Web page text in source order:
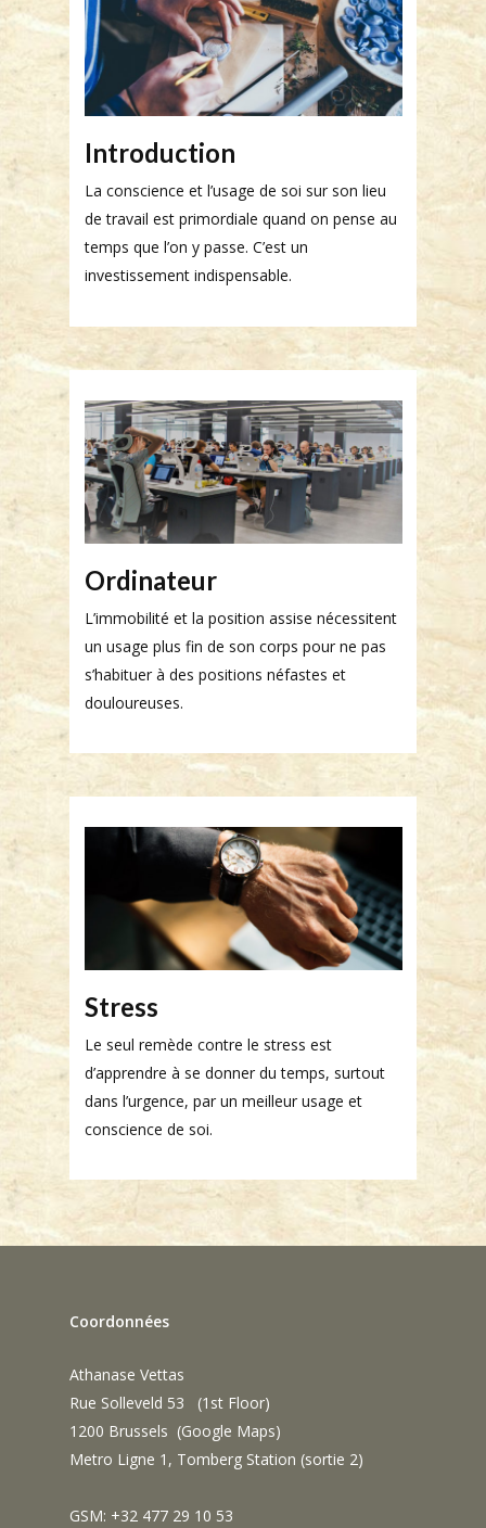
Introduction
La conscience et l’usage de soi sur son lieu
de travail est primordiale quand on pense au
temps que l’on y passe. C’est un
investissement indispensable.
Ordinateur
L’immobilité et la position assise nécessitent
un usage plus fin de son corps pour ne pas
s’habituer à des positions néfastes et
douloureuses.
Stress
Le seul remède contre le stress est
d’apprendre à se donner du temps, surtout
dans l’urgence, par un meilleur usage et
conscience de soi.
Coordonnées
Athanase Vettas
Rue Solleveld 53 (1st Floor)
1200 Brussels (Google Maps)
Metro Ligne 1, Tomberg Station (sortie 2)
GSM: +32 477 29 10 53